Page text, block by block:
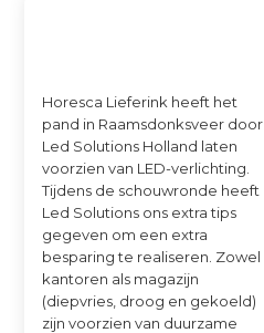
Horesca Lieferink heeft het
pand in Raamsdonksveer door
Led Solutions Holland laten
voorzien van LED-verlichting.
Tijdens de schouwronde heeft
Led Solutions ons extra tips
gegeven om een extra
besparing te realiseren. Zowel
kantoren als magazijn
(diepvries, droog en gekoeld)
zijn voorzien van duurzame